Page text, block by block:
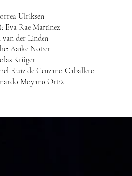
Ulriksen
Eva Rae Martinez
van der Linden
Aaike Notier
Krüger
Ruiz de Cenzano Caballero
Moyano Ortiz